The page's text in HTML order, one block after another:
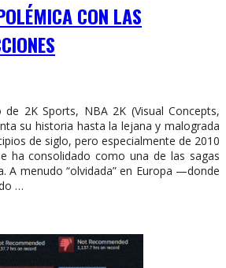
CON LAS
2K Sports, NBA 2K (Visual Concepts,
su historia hasta la lejana y malograda
de siglo, pero especialmente de 2010
ha consolidado como una de las sagas
A menudo “olvidada” en Europa —donde
…